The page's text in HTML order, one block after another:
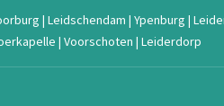
| Leidschendam | Ypenburg |
| Voorschoten | Leiderdorp